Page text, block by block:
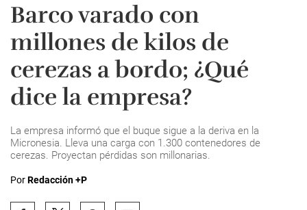
Barco varado con
millones de kilos de
cerezas a bordo; ¿Qué
dice la empresa?
La empresa informó que el buque sigue a la deriva en la
Micronesia. Lleva una carga con 1.300 contenedores de
cerezas. Proyectan pérdidas son millonarias.
PorRedacción +P